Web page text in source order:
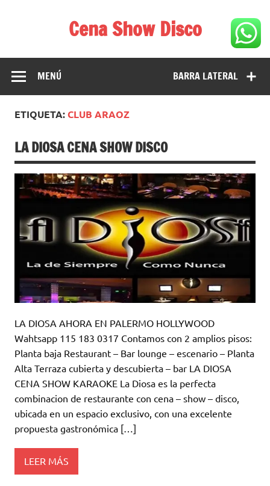
Cena Show Disco
Cena Show Disco – DISCO CENA SHOW GUIA DE
RESTAURANTES
BARRA LATERAL
MENÚ
ETIQUETA:CLUB ARAOZ
LA DIOSA CENA SHOW DISCO
LA DIOSA AHORA EN PALERMO HOLLYWOOD
Wahtsapp 115 183 0317 Contamos con 2 amplios pisos:
Planta baja Restaurant – Bar lounge – escenario – Planta
Alta Terraza cubierta y descubierta – bar LA DIOSA
CENA SHOW KARAOKE La Diosa es la perfecta
combinacion de restaurante con cena – show – disco,
ubicada en un espacio exclusivo, con una excelente
propuesta gastronómica […]
LEER MÁS